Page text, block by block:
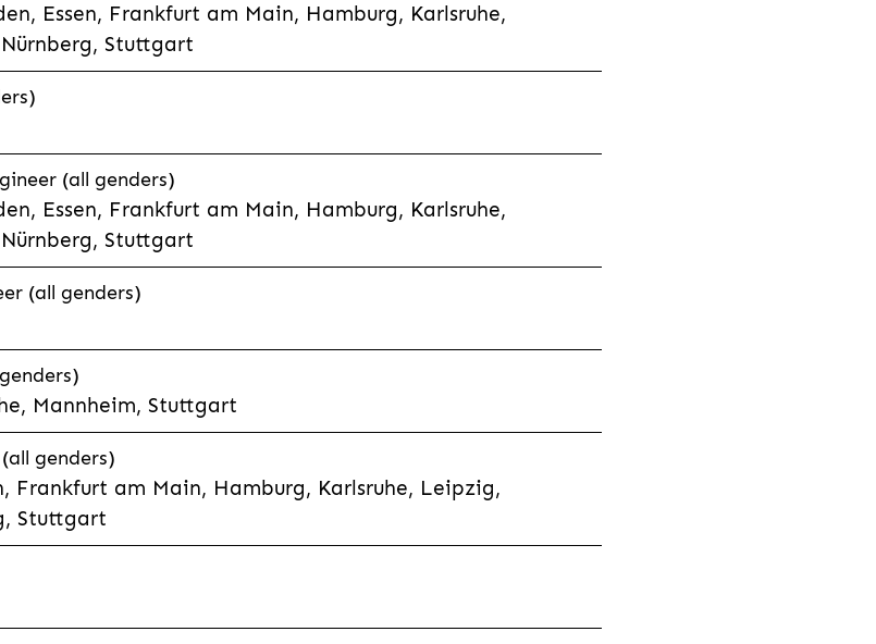
Essen, Frankfurt am Main, Hamburg, Karlsruhe,
Stuttgart
(all genders)
Essen, Frankfurt am Main, Hamburg, Karlsruhe,
Stuttgart
(all genders)
Mannheim, Stuttgart
genders)
Frankfurt am Main, Hamburg, Karlsruhe, Leipzig,
Stuttgart